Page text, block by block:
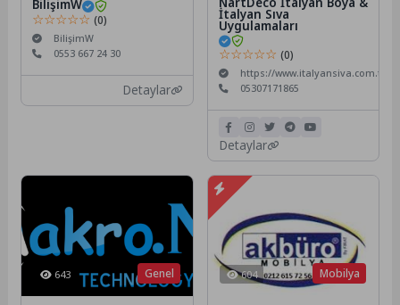
BilişimW
☆☆☆☆☆(0)
BilişimW
0553 667 24 30
Detaylar
İtalyan Sıva
Uygulamaları
☆☆☆☆☆ (0)
https://www.italyansiva.com.tr/
05307171865
Detaylar
Genel
643 Mobilya
604